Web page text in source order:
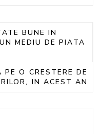
BUNE IN
MEDIU DE PIATA
O CRESTERE DE
IN ACEST AN